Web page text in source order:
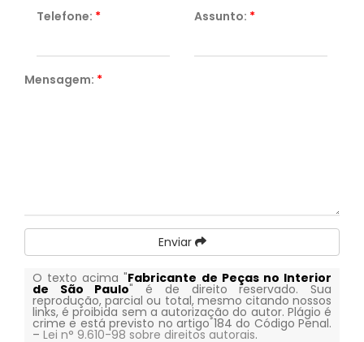
Telefone: * Assunto: *
Mensagem: *
Enviar
O texto acima "Fabricante de Peças no Interior
de São Paulo" é de direito reservado. Sua
reprodução, parcial ou total, mesmo citando nossos
links, é proibida sem a autorização do autor. Plágio é
crime e está previsto no artigo 184 do Código Penal.
– Lei n° 9.610-98 sobre direitos autorais.